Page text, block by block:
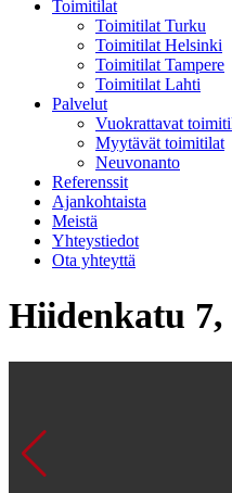
Toimitilat
Toimitilat Turku
Toimitilat Helsinki
Toimitilat Tampere
Toimitilat Lahti
Palvelut
Vuokrattavat
Myytävät toimitilat
Neuvonanto
Referenssit
Ajankohtaista
Meistä
Yhteystiedot
Ota yhteyttä
Hiidenkatu 7,